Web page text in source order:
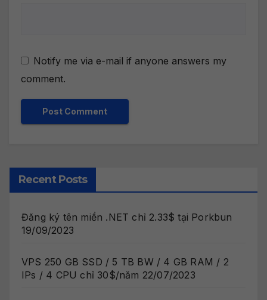
Notify me via e-mail if anyone answers my
comment.
Recent Posts
Đăng ký tên miền .NET chỉ 2.33$ tại Porkbun
19/09/2023
VPS 250 GB SSD / 5 TB BW / 4 GB RAM / 2
IPs / 4 CPU chỉ 30$/năm 22/07/2023